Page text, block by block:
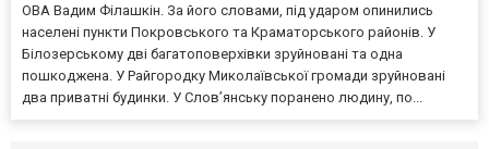
ОВА Вадим Філашкін. За його словами, під ударом опинились
населені пункти Покровського та Краматорського районів. У
Білозерському дві багатоповерхівки зруйновані та одна
пошкоджена. У Райгородку Миколаївської громади зруйновані
два приватні будинки. У Слов’янську поранено людину, по...